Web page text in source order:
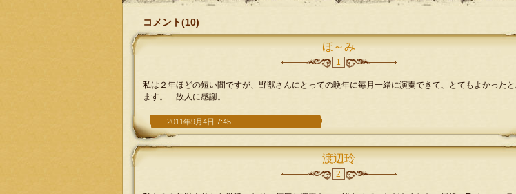
コメント(10)
ほ～み
1
私は２年ほどの短い間ですが、野獣さんにとっての晩年に毎月一緒に演奏できて、とてもよかった
ます。 故人に感謝。
2011年9月4日 7:45
渡辺玲
2